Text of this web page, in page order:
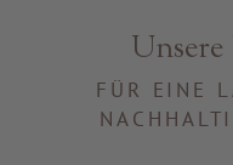
FÜR EINE